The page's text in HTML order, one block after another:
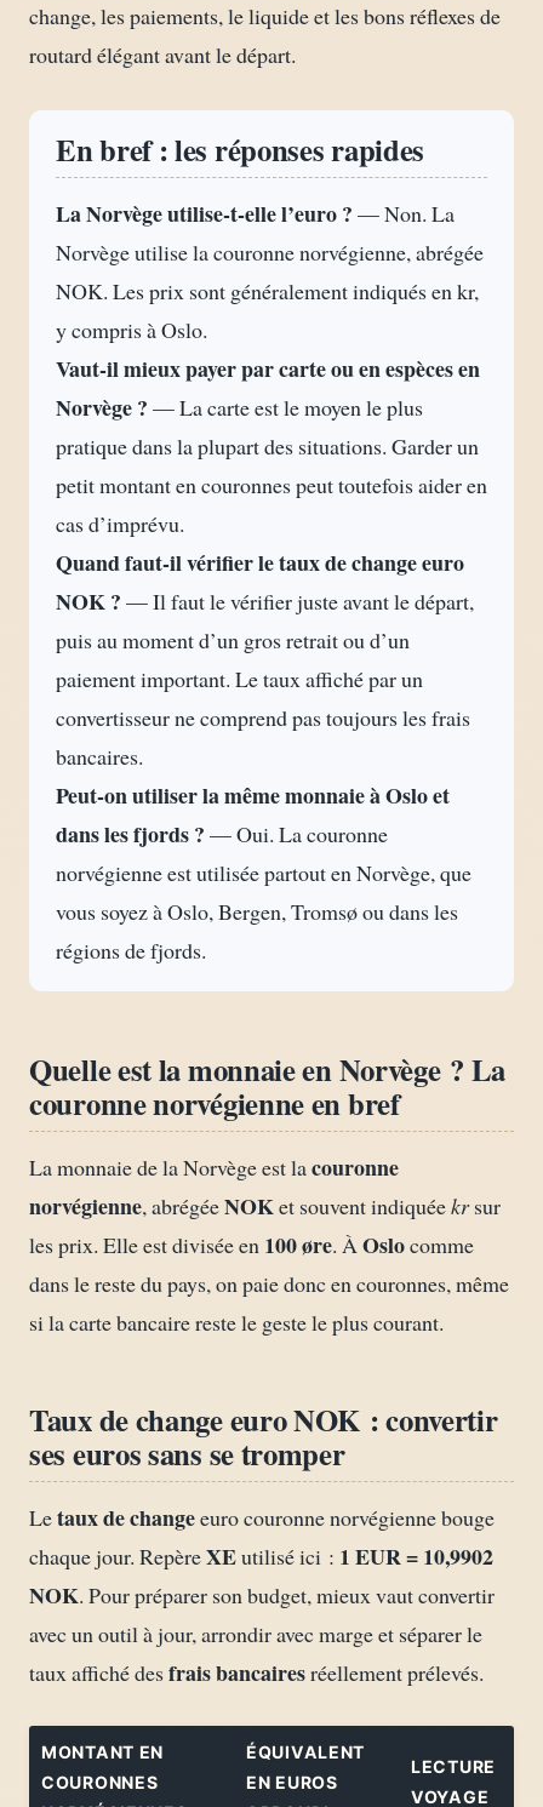
change, les paiements, le liquide et les bons réflexes de
routard élégant avant le départ.
En bref : les réponses rapides
La Norvège utilise-t-elle l’euro ? — Non. La
Norvège utilise la couronne norvégienne, abrégée
NOK. Les prix sont généralement indiqués en kr,
y compris à Oslo.
Vaut-il mieux payer par carte ou en espèces en
Norvège ? — La carte est le moyen le plus
pratique dans la plupart des situations. Garder un
petit montant en couronnes peut toutefois aider en
cas d’imprévu.
Quand faut-il vérifier le taux de change euro
NOK ? — Il faut le vérifier juste avant le départ,
puis au moment d’un gros retrait ou d’un
paiement important. Le taux affiché par un
convertisseur ne comprend pas toujours les frais
bancaires.
Peut-on utiliser la même monnaie à Oslo et
dans les fjords ? — Oui. La couronne
norvégienne est utilisée partout en Norvège, que
vous soyez à Oslo, Bergen, Tromsø ou dans les
régions de fjords.
Quelle est la monnaie en Norvège ? La
couronne norvégienne en bref
La monnaie de la Norvège est lacouronne
norvégienne, abrégéeNOKet souvent indiquéekrsur
les prix. Elle est divisée en 100 øre. ÀOslocomme
dans le reste du pays, on paie donc en couronnes, même
si la carte bancaire reste le geste le plus courant.
Taux de change euro NOK : convertir
ses euros sans se tromper
Letaux de changeeuro couronne norvégienne bouge
chaque jour. RepèreXEutilisé ici : 1 EUR = 10,9902
NOK. Pour préparer son budget, mieux vaut convertir
avec un outil à jour, arrondir avec marge et séparer le
taux affiché desfrais bancairesréellement prélevés.
MONTANT EN
COURONNES
ÉQUIVALENT
EN EUROS
LECTURE
VOYAGE